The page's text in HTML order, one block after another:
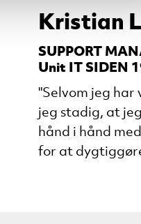
Kristian
SUPPORT
Unit IT SIDEN
"Selvom jeg
jeg stadig, at
hånd i hånd
for at